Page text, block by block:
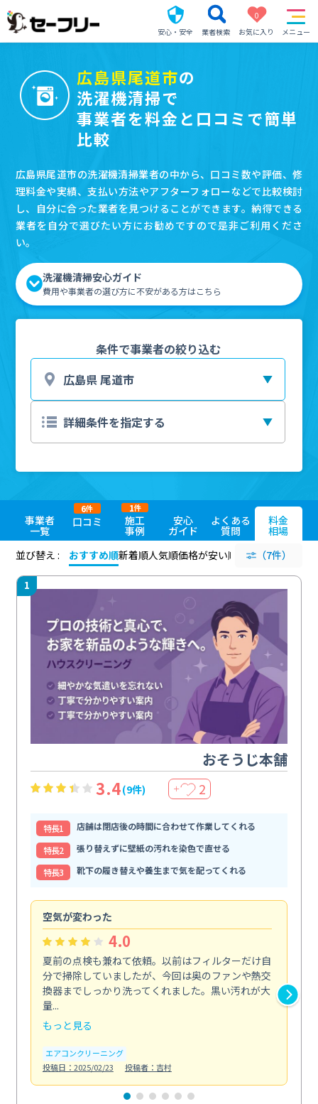
安心・安全 業者検索
0
お気に入り
メニュー
広島県尾道市の
洗濯機清掃で
事業者を料金と口コミで簡単
比較
広島県尾道市の洗濯機清掃業者の中から、口コミ数や評価、修
理料金や実績、支払い方法やアフターフォローなどで比較検討
し、自分に合った業者を見つけることができます。納得できる
業者を自分で選びたい方にお勧めですので是非ご利用くださ
い。
洗濯機清掃安心ガイド
費用や事業者の選び方に不安がある方はこちら
条件で事業者の絞り込む
事業者
一覧
口コミ
6件
施工
事例
1件
安心
ガイド
よくある
質問
料金
相場
並び替え :
おすすめ順新着順人気順価格が安い順 評価が高い順
（7件）
1
おそうじ本舗
3.4(9件) ＋ 2
特⻑1
店舗は閉店後の時間に合わせて作業してくれる
特⻑2
張り替えずに壁紙の汚れを染色で直せる
特⻑3
靴下の履き替えや養生まで気を配ってくれる
空気が変わった
4.0
夏前の点検も兼ねて依頼。以前はフィルターだけ自
分で掃除していましたが、今回は奥のファンや熱交
換器までしっかり洗ってくれました。黒い汚れが大
量...
もっと見る
エアコンクリーニング
投稿日：2025/02/23
投稿者：吉村